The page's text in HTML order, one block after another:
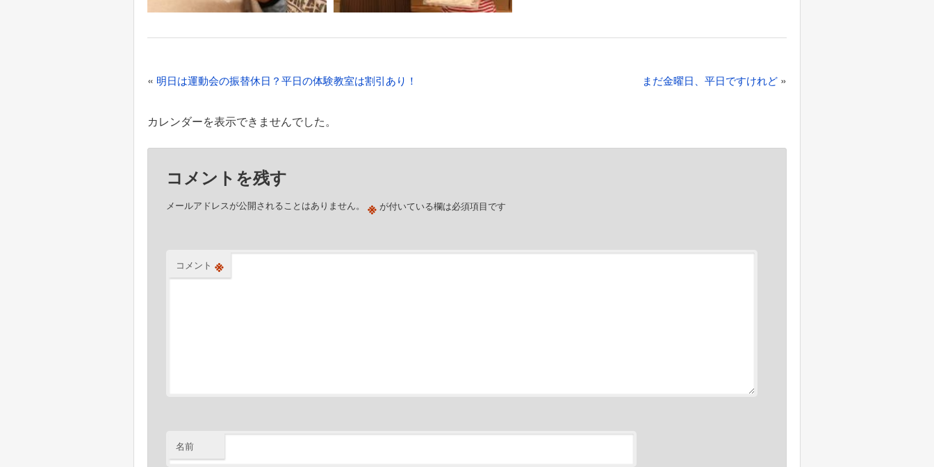
投
ナ
まだ金曜日、平日ですけれど»
« 明日は運動会の振替休日？平日の体験教室は割引あり！
カレンダーを表示できませんでした。
コメントを残す
メールアドレスが公開されることはありません。 ※ が付いている欄は必須項目です
コメント ※
名前